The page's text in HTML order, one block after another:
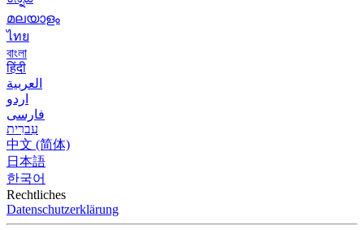
മലയാളം
ไทย
বাংলা
हिंदी
العربية
اردو
فارسی
עִברִית
中文 (简体)
日本語
한국어
Rechtliches
Datenschutzerklärung